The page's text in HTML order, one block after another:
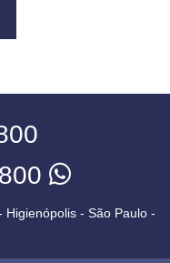
Higienópolis - São Paulo -